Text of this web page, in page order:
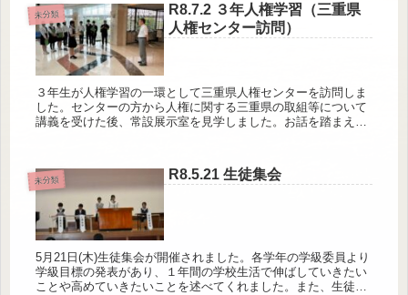
未分類
R8.7.2 ３年人権学習（三重県
人権センター訪問）
３年生が人権学習の一環として三重県人権センターを訪問しま
した。センターの方から人権に関する三重県の取組等について
講義を受けた後、常設展示室を見学しました。お話を踏まえて
未分類 R8.5.21 生徒集会
5月21日(木)生徒集会が開催されました。各学年の学級委員より
学級目標の発表があり、１年間の学校生活で伸ばしていきたい
ことや高めていきたいことを述べてくれました。また、生徒会